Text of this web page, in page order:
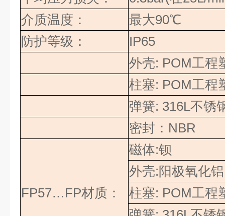
介质温度：
最大90℃
防护等级：
IP65
外壳: POM工程
柱塞: POM工程
弹簧: 316L不锈
密封 ： NBR
FP57…FP材质：
磁体:钡
外壳:阳极氧化铝
柱塞: POM工程